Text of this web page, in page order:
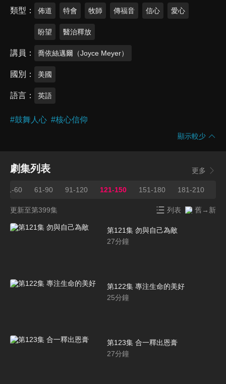
類型 佈道 特會 牧師 傳福音 信心 愛心
盼望 醫治釋放
講員 喬依絲邁爾（Joyce Meyer）
國別 美國
語言 英語
#鼓舞人心 #核心信仰
顯示較少
劇集列表 更多
31-60 61-90 91-120 121-150 151-180 181-210
更新至第399集 列表 舊→新
第121集 勿與自己為敵
27分鐘
第122集 專注生命的美好
25分鐘
第123集 合一釋出恩膏
27分鐘